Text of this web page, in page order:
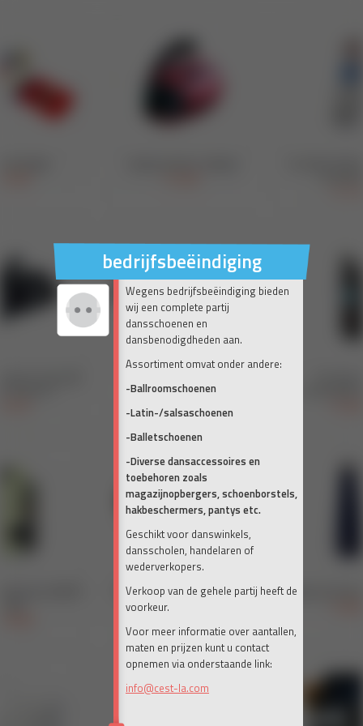
bedrijfsbeëindiging
Wegens bedrijfsbeëindiging bieden
wij een complete partij
dansschoenen en
dansbenodigdheden aan.
Assortiment omvat onder andere:
-Ballroomschoenen
-Latin-/salsaschoenen
-Balletschoenen
-Diverse dansaccessoires en
toebehoren zoals
magazijnopbergers, schoenborstels,
hakbeschermers, pantys etc.
Geschikt voor danswinkels,
dansscholen, handelaren of
wederverkopers.
Verkoop van de gehele partij heeft de
voorkeur.
Voor meer informatie over aantallen,
maten en prijzen kunt u contact
opnemen via onderstaande link:
info@cest-la.com